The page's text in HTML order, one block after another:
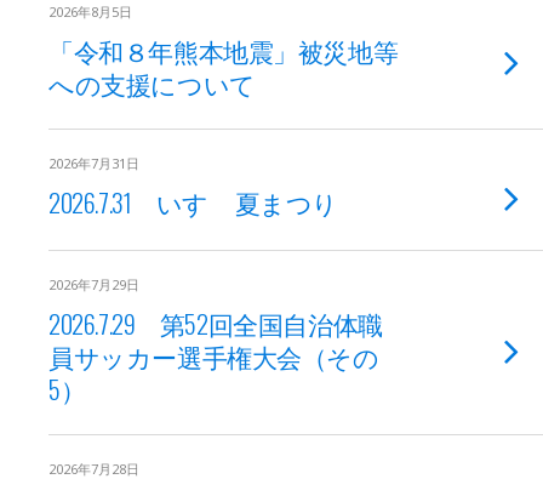
2026年8月5日
「令和８年熊本地震」被災地等
への支援について
2026年7月31日
2026.7.31 いすゞ夏まつり
2026年7月29日
2026.7.29 第52回全国自治体職
員サッカー選手権大会（その
5）
2026年7月28日